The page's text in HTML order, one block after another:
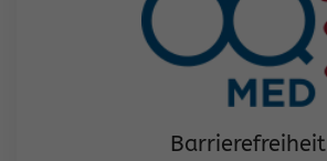
Barrierefreiheit